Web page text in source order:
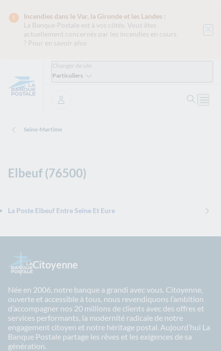
Incendies dans le Var, la Gironde et les Landes :
La Banque Postale est à vos côtés. Vous êtes
actuellement concernés par les incendies en cours
? Pour en savoir plus
Changer de site
Particuliers
Se connecter
Seine-Martime
Elbeuf (76500)
La Poste Elbeuf Entre Seine Et Eure
Citoyenne
Née en 2006, notre banque a grandi avec vous. Citoyenne,
ouverte et accessible à tous, nous revendiquons l’ambition
d’accompagner nos 20 millions de clients avec des offres et
services performants, la modernité radicale de notre
engagement citoyen et notre héritage postal. Aujourd’hui La
Banque Postale partage les rêves et les exigences de sa
génération.